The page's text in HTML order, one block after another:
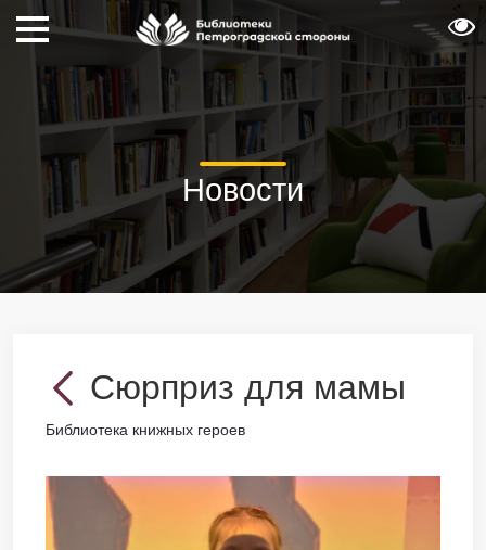
Новости
Сюрприз для мамы
Библиотека книжных героев